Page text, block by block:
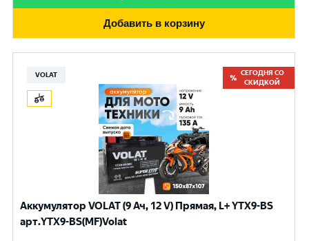
Добавить в корзину
VOLAT
СЕГОДНЯ СО
СКИДКОЙ
Аккумулятор VOLAT (9 Ач, 12 V) Прямая, L+ YTX9-BS
арт.YTX9-BS(MF)Volat